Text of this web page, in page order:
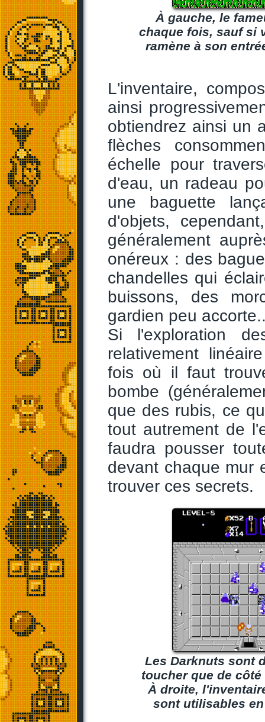
À gauche, le
chaque fois, sauf si
ramène à son
L'inventaire,
ainsi
obtiendrez ainsi un
flèches
échelle pour
d'eau, un radeau
une baguette
d'objets,
généralement
onéreux : des
chandelles qui
buissons, des
gardien peu
Si l'exploration
relativement
fois où il faut
bombe
que des rubis, ce
tout autrement de
faudra pousser
devant chaque mur
trouver ces secrets.
Les Darknuts sont
toucher que de
À droite,
sont utilisables